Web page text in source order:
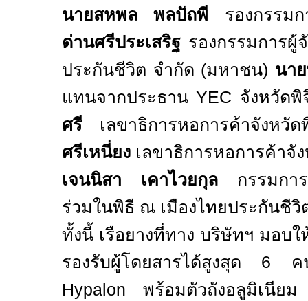
นายสหพล พลปัถพี รองกรรม
ด่านศรีประเสริฐ รองกรรมการผู้
ประกันชีวิต จำกัด (มหาชน) นา
แทนจากประธานYEC จังหวัด
ศรี
เลขาธิการหอการค้าจังห
ศรีเหนี่ยง เลขาธิการหอการค้าจั
เจนนิสา เคาไวยกุล กรรมกา
ร่วมในพิธี ณ เมืองไทยประกันชี
ทั้งนี้ เรือยางที่ทาง บริษัทฯ มอบใ
รองรับผู้โดยสารได้สูงสุด 6 ค
Hypalonพร้อมตัวถังอลูมิเนีย